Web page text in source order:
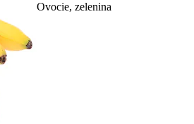
Ovocie, zelenina